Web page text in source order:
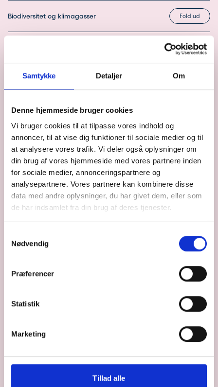
Samtykke Detaljer Om
Denne hjemmeside bruger cookies
Vi bruger cookies til at tilpasse vores indhold og
annoncer, til at vise dig funktioner til sociale medier og til
at analysere vores trafik. Vi deler også oplysninger om
din brug af vores hjemmeside med vores partnere inden
for sociale medier, annonceringspartnere og
analysepartnere. Vores partnere kan kombinere disse
data med andre oplysninger, du har givet dem, eller som
de har indsamlet fra din brug af deres tjenester.
Nødvendig
Præferencer
Statistik
Marketing
Tillad alle
Biodiversitet og klimagasser
Rekreative værdier og samfundsnytte
Netværk, erfaringsudveksling og opsamling
PROGRAM